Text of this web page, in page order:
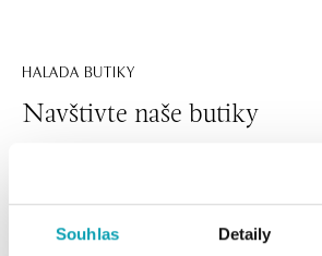
Souhlas Detaily
HALADA BUTIKY
Navštivte naše butiky